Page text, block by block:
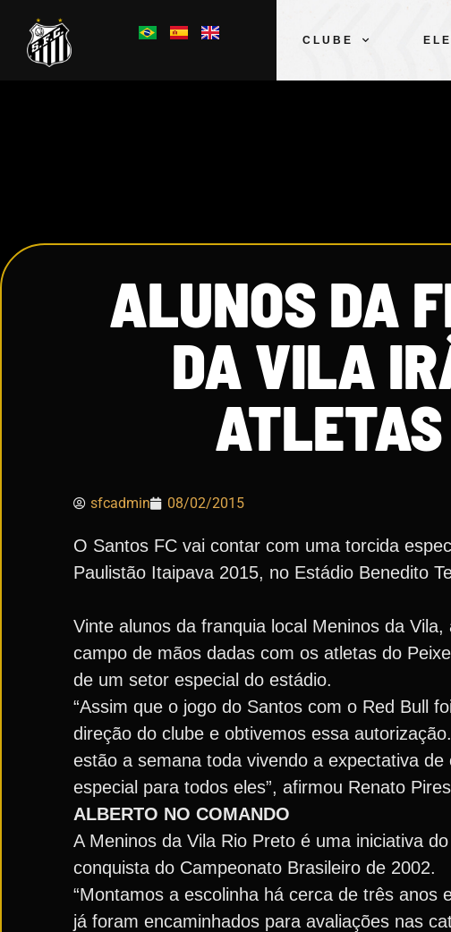
CLUBE
ALUNOS DA
DA VILA
sfcadmin 08/02/2015
O Santos FC vai contar com uma torcida
Paulistão Itaipava 2015, no Estádio Benedito
Vinte alunos da franquia local Meninos da
campo de mãos dadas com os atletas do
de um setor especial do estádio.
“Assim que o jogo do Santos com o Red Bull
direção do clube e obtivemos essa
estão a semana toda vivendo a expectativa
especial para todos eles”, afirmou Renato
ALBERTO NO COMANDO
A Meninos da Vila Rio Preto é uma iniciativa
conquista do Campeonato Brasileiro de 2002.
“Montamos a escolinha há cerca de três
já foram encaminhados para avaliações nas